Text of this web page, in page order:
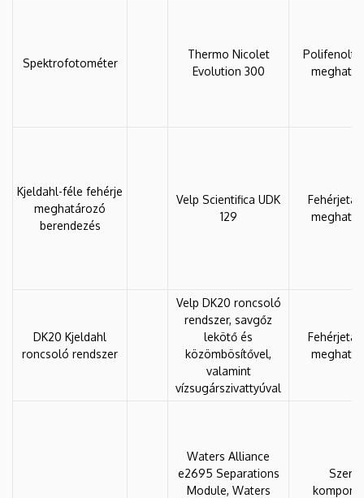
Spektrofotométer
Thermo Nicolet
Evolution 300
Kjeldahl-féle fehérje
meghatározó
berendezés
Velp Scientifica UDK
129
DK20 Kjeldahl
roncsoló rendszer
Velp DK20 roncsoló
rendszer, savgőz
lekötő és
közömbösítővel,
valamint
vízsugárszivattyúval
Waters Alliance
e2695 Separations
Module, Waters